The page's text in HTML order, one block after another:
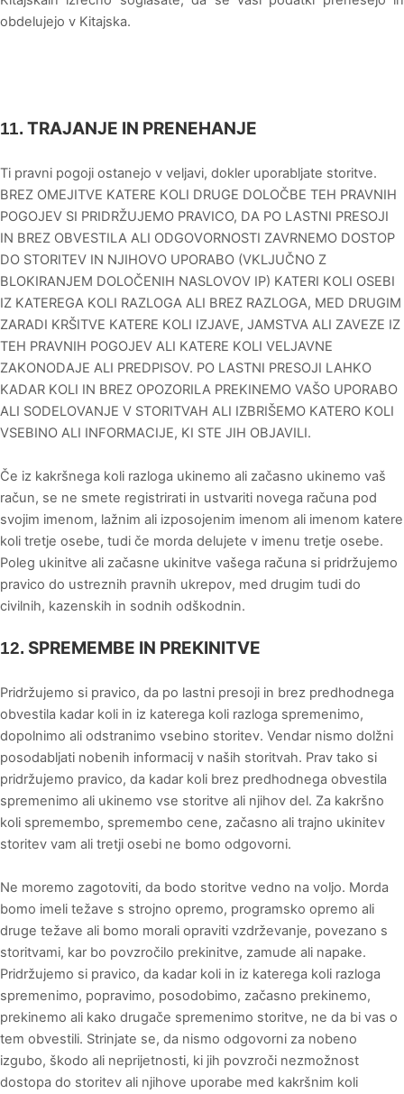
obdelujejo v Kitajska.
11. TRAJANJE IN PRENEHANJE
Ti pravni pogoji ostanejo v veljavi, dokler uporabljate storitve.
BREZ OMEJITVE KATERE KOLI DRUGE DOLOČBE TEH PRAVNIH
POGOJEV SI PRIDRŽUJEMO PRAVICO, DA PO LASTNI PRESOJI
IN BREZ OBVESTILA ALI ODGOVORNOSTI ZAVRNEMO DOSTOP
DO STORITEV IN NJIHOVO UPORABO (VKLJUČNO Z
BLOKIRANJEM DOLOČENIH NASLOVOV IP) KATERI KOLI OSEBI
IZ KATEREGA KOLI RAZLOGA ALI BREZ RAZLOGA, MED DRUGIM
ZARADI KRŠITVE KATERE KOLI IZJAVE, JAMSTVA ALI ZAVEZE IZ
TEH PRAVNIH POGOJEV ALI KATERE KOLI VELJAVNE
ZAKONODAJE ALI PREDPISOV. PO LASTNI PRESOJI LAHKO
KADAR KOLI IN BREZ OPOZORILA PREKINEMO VAŠO UPORABO
ALI SODELOVANJE V STORITVAH ALI IZBRIŠEMO KATERO KOLI
VSEBINO ALI INFORMACIJE, KI STE JIH OBJAVILI.
Če iz kakršnega koli razloga ukinemo ali začasno ukinemo vaš
račun, se ne smete registrirati in ustvariti novega računa pod
svojim imenom, lažnim ali izposojenim imenom ali imenom katere
koli tretje osebe, tudi če morda delujete v imenu tretje osebe.
Poleg ukinitve ali začasne ukinitve vašega računa si pridržujemo
pravico do ustreznih pravnih ukrepov, med drugim tudi do
civilnih, kazenskih in sodnih odškodnin.
12. SPREMEMBE IN PREKINITVE
Pridržujemo si pravico, da po lastni presoji in brez predhodnega
obvestila kadar koli in iz katerega koli razloga spremenimo,
dopolnimo ali odstranimo vsebino storitev. Vendar nismo dolžni
posodabljati nobenih informacij v naših storitvah. Prav tako si
pridržujemo pravico, da kadar koli brez predhodnega obvestila
spremenimo ali ukinemo vse storitve ali njihov del. Za kakršno
koli spremembo, spremembo cene, začasno ali trajno ukinitev
storitev vam ali tretji osebi ne bomo odgovorni.
Ne moremo zagotoviti, da bodo storitve vedno na voljo. Morda
bomo imeli težave s strojno opremo, programsko opremo ali
druge težave ali bomo morali opraviti vzdrževanje, povezano s
storitvami, kar bo povzročilo prekinitve, zamude ali napake.
Pridržujemo si pravico, da kadar koli in iz katerega koli razloga
spremenimo, popravimo, posodobimo, začasno prekinemo,
prekinemo ali kako drugače spremenimo storitve, ne da bi vas o
tem obvestili. Strinjate se, da nismo odgovorni za nobeno
izgubo, škodo ali neprijetnosti, ki jih povzroči nezmožnost
dostopa do storitev ali njihove uporabe med kakršnim koli